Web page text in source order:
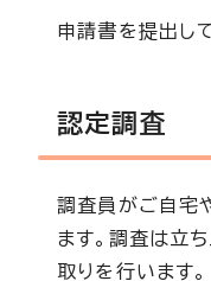
申請書を提出し
認定調査
調査員がご自宅
ます。調査は立
取りを行います。